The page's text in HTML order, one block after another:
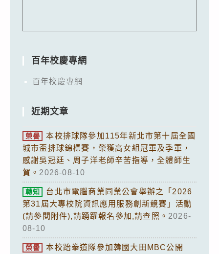
百年校慶專網
百年校慶專網
近期文章
榮譽
本校排球隊參加115年新北市第十屆全國
城市盃排球錦標賽，榮獲高女組冠軍及季軍，
感謝吳冠廷、周子洋老師辛苦指導，全體師生
賀。 2026-08-10
轉知
台北市電腦商業同業公會舉辦之「2026
第31屆大專校院資訊應用服務創新競賽」活動
(請參閱附件),請踴躍報名參加,請查照。 2026-
08-10
榮譽
本校跆拳道隊參加韓國大田MBC公開